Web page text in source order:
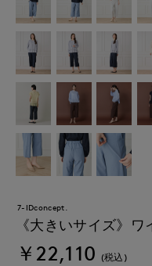
7-IDconcept.
《大きいサイズ》
￥22,110 (税込)